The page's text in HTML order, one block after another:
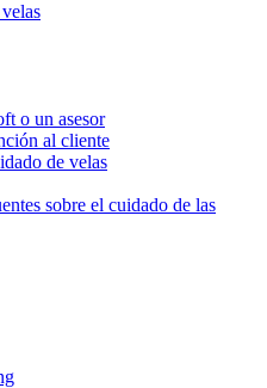
o un asesor
al cliente
de velas
sobre el cuidado de las